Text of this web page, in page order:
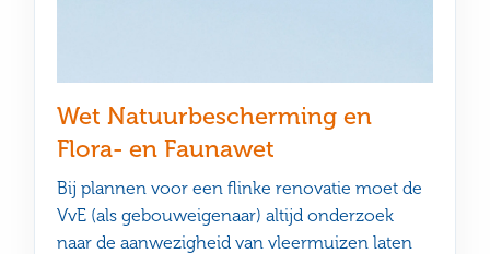
Wet Natuurbescherming en
Flora- en Faunawet
Bij plannen voor een flinke renovatie moet de
VvE (als gebouweigenaar) altijd onderzoek
naar de aanwezigheid van vleermuizen laten